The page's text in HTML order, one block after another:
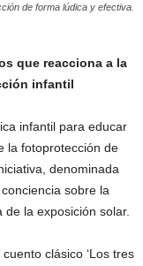
de forma lúdica y efectiva.
que reacciona a la
infantil
infantil para educar
la fotoprotección de
denominada
sobre la
la exposición solar.
clásico ‘Los tres